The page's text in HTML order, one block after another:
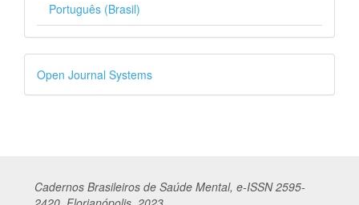
Português (Brasil)
Desenvolvido
por
Open Journal Systems
Cadernos Brasileiros de Saúde Mental, e-ISSN 2595-